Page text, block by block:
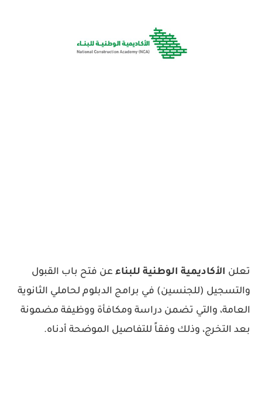
تعلن الأكاديمية الوطنية للبناء عن فتح باب القبول
والتسجيل (للجنسين) في برامج الدبلوم لحاملي الثانوية
العامة، والتي تضمن دراسة ومكافأة ووظيفة مضمونة
بعد التخرج، وذلك وفقاً للتفاصيل الموضحة أدناه.